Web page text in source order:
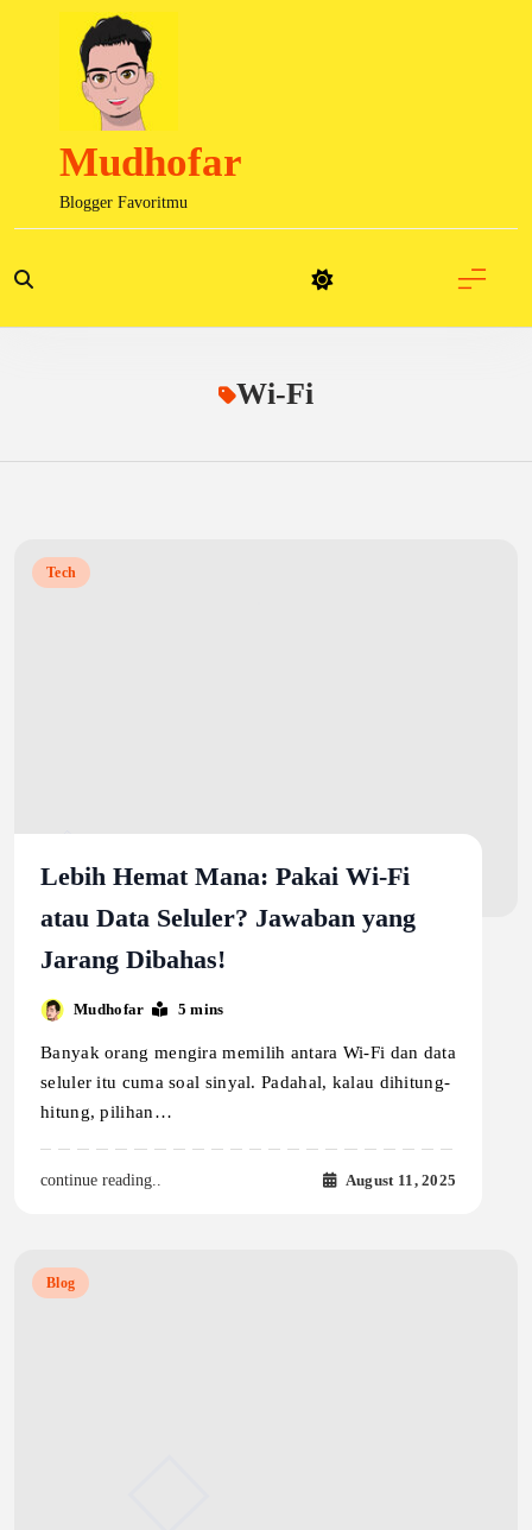
Mudhofar
Blogger Favoritmu
Wi-Fi
Tech
Lebih Hemat Mana: Pakai Wi-Fi
atau Data Seluler? Jawaban yang
Jarang Dibahas!
Mudhofar 5 mins
Banyak orang mengira memilih antara Wi-Fi dan data
seluler itu cuma soal sinyal. Padahal, kalau dihitung-
hitung, pilihan…
continue reading.. August 11, 2025
Blog